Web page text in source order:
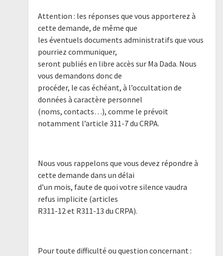
Attention : les réponses que vous apporterez à
cette demande, de même que
les éventuels documents administratifs que vous
pourriez communiquer,
seront publiés en libre accès sur Ma Dada. Nous
vous demandons donc de
procéder, le cas échéant, à l’occultation de
données à caractère personnel
(noms, contacts…), comme le prévoit
notamment l’article 311-7 du CRPA.
Nous vous rappelons que vous devez répondre à
cette demande dans un délai
d’un mois, faute de quoi votre silence vaudra
refus implicite (articles
R311-12 et R311-13 du CRPA).
Pour toute difficulté ou question concernant :